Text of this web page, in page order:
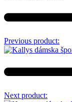
Previous product:
Next product: